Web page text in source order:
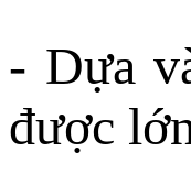
- Dựa
được